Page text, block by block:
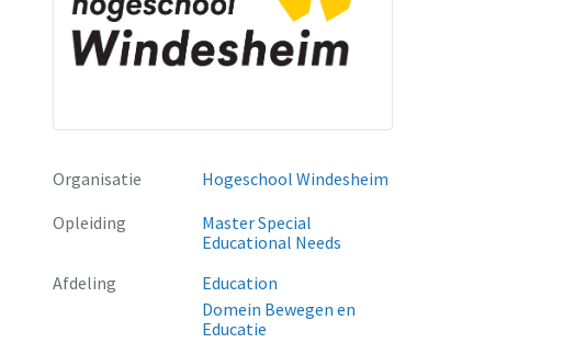
Organisatie
Hogeschool Windesheim
Opleiding
Master Special
Educational Needs
Afdeling
Education
Domein Bewegen en
Educatie